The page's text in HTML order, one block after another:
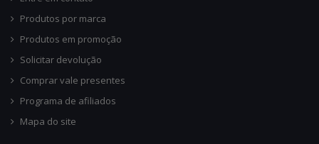
Produtos por marca
Produtos em promoção
Solicitar devolução
Comprar vale presentes
Programa de afiliados
Mapa do site